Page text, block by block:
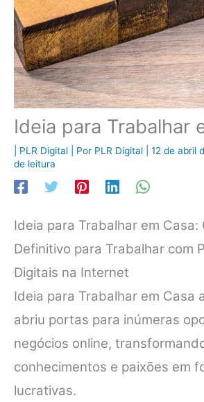
Ideia para Trabalhar
PLR Digital | Por PLR Digital 12 de abril
de leitura
Ideia para Trabalhar em Casa:
Definitivo para Trabalhar com
Digitais na Internet
Ideia para Trabalhar em Casa
abriu portas para inúmeras
negócios online,
conhecimentos e paixões em
lucrativas.